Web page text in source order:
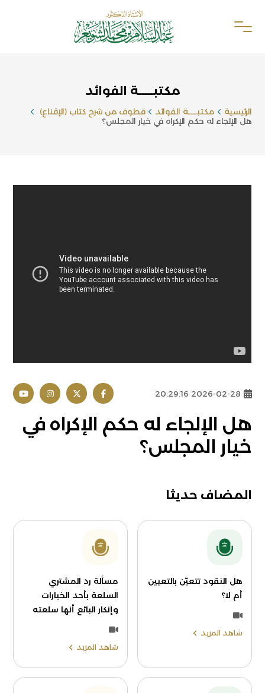
مكتبـــــة الفوائد
الرئيسية مكتبـــــة الفوائد
قطوف من شرح كتاب (الإقناع)
هل الإلجاء له حكم الإكراه في خيار المجلس؟
2026-02-28 20:29:16
هل الإلجاء له حكم الإكراه في
خيار المجلس؟
المضاف حديثا
هل النقود تتعيّن بالتعيين
أم لا؟
شاهد المزيد
مسألة رد المشتري
السلعة بأحد الخيارات
وإنكار البائع أنها سلعته
شاهد المزيد